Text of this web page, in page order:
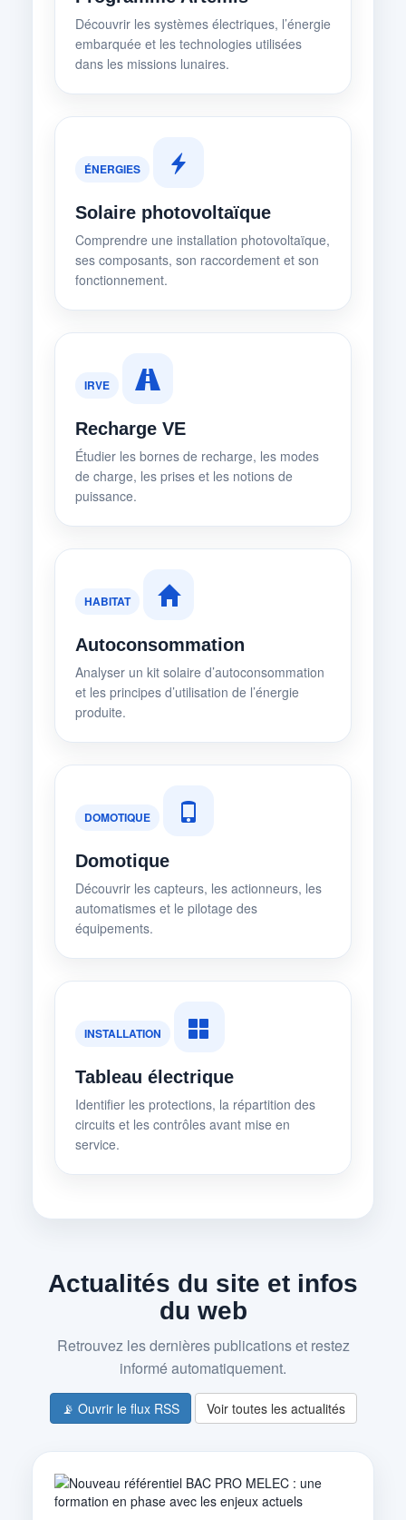
Découvrir les systèmes électriques, l’énergie
embarquée et les technologies utilisées
dans les missions lunaires.
ÉNERGIES
Solaire photovoltaïque
Comprendre une installation photovoltaïque,
ses composants, son raccordement et son
fonctionnement.
IRVE
Recharge VE
Étudier les bornes de recharge, les modes
de charge, les prises et les notions de
puissance.
HABITAT
Autoconsommation
Analyser un kit solaire d’autoconsommation
et les principes d’utilisation de l’énergie
produite.
DOMOTIQUE
Domotique
Découvrir les capteurs, les actionneurs, les
automatismes et le pilotage des
équipements.
INSTALLATION
Tableau électrique
Identifier les protections, la répartition des
circuits et les contrôles avant mise en
service.
Actualités du site et infos
du web
Retrouvez les dernières publications et restez
informé automatiquement.
📡 Ouvrir le flux RSS Voir toutes les actualités